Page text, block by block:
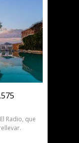
Radio, que